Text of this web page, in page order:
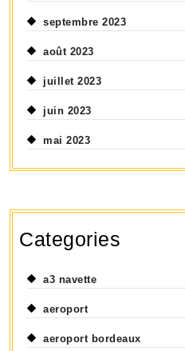
septembre 2023
août 2023
juillet 2023
juin 2023
mai 2023
Categories
a3 navette
aeroport
aeroport bordeaux